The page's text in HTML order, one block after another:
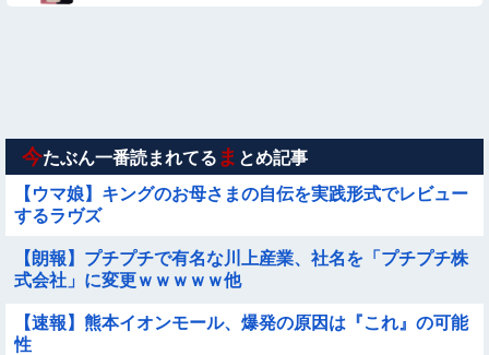
襲われてオッパイ揉まれた」
今たぶん一番読まれてる ま とめ記事
【ウマ娘】キングのお母さまの自伝を実践形式でレビュー
するラヴズ
【朗報】プチプチで有名な川上産業、社名を「プチプチ株
式会社」に変更ｗｗｗｗｗ他
【速報】熊本イオンモール、爆発の原因は『これ』の可能
性